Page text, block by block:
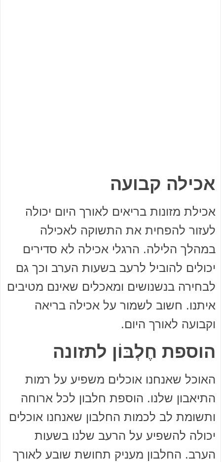
אכילה קבועה
אכילת מזונות בריאים לאורך היום יכולה
לעזור להפחית את התשוקה לאכילה
במהלך הלילה. הרגלי אכילה לא סדירים
יכולים להוביל לרעב בשעות הערב וכך גם
לבחירה בנשנושים ומאכלים שאינם מטיבים
איתנו. חשוב לשמור על אכילה בריאה
וקבועה לאורך היום.
הוספת חֶלְבּוֹן לתזונה
האוכל שאנחנו אוכלים משפיע על רמות
התיאבון שלנו. הוספת חלבון לכל ארוחה
ותשומת לב לכמות החלבון שאנחנו אוכלים
יכולה להשפיע על הרעב שלנו בשעות
הערב. החלבון מעניק תחושת שובע לאורך